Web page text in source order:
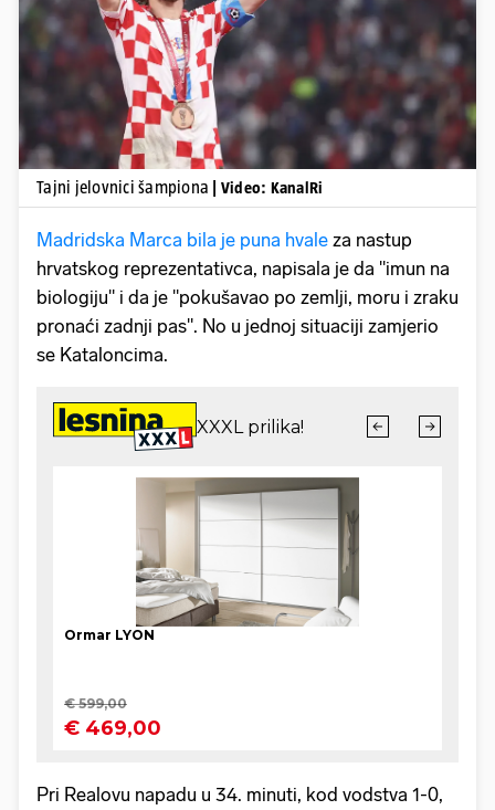
Pokretanje videa...
Tajni jelovnici šampiona | Video: KanalRi
Madridska Marca bila je puna hvale za nastup
hrvatskog reprezentativca, napisala je da "imun na
biologiju" i da je "pokušavao po zemlji, moru i zraku
pronaći zadnji pas". No u jednoj situaciji zamjerio
se Kataloncima.
Pri Realovu napadu u 34. minuti, kod vodstva 1-0,